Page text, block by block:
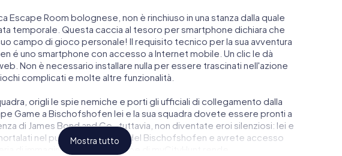
Escape Room bolognese, non è rinchiuso in una stanza dalla quale
temporale. Questa caccia al tesoro per smartphone dichiara che
campo di gioco personale! Il requisito tecnico per la sua avventura
é uno smartphone con accesso a Internet mobile. Un clic le dà
Non è necessario installare nulla per essere trascinati nell'azione
complicati e molte altre funzionalità.
origli le spie nemiche e porti gli ufficiali di collegamento dalla
Game a Bischofshofen lei e la sua squadra dovete essere pronti a
di James Bond and Co., tuttavia, non diventate eroi silenziosi: lei e
nel punteggio più alto del Bischofshofen e avrete accesso
di immagini. Il gioco di Escape di myCityHunt rende
Mostra tutto